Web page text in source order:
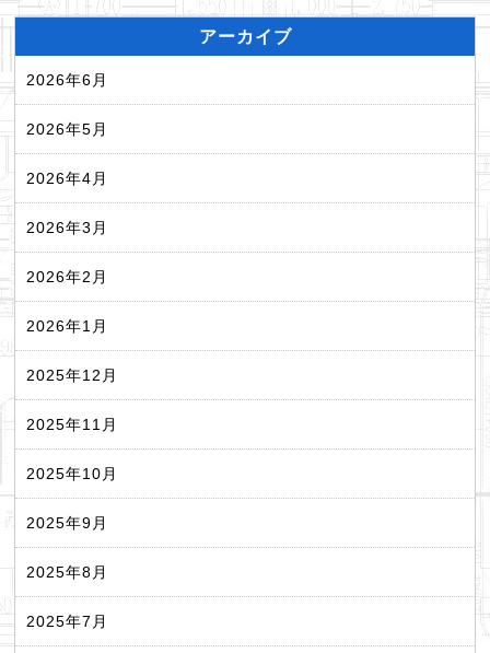
アーカイブ
2026年6月
2026年5月
2026年4月
2026年3月
2026年2月
2026年1月
2025年12月
2025年11月
2025年10月
2025年9月
2025年8月
2025年7月